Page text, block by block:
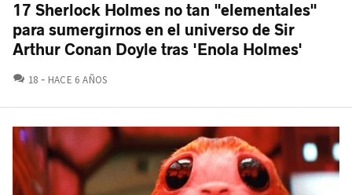
17 Sherlock Holmes no tan "elementales"
para sumergirnos en el universo de Sir
Arthur Conan Doyle tras 'Enola Holmes'
18 COMENTARIOS
HACE 6 AÑOS